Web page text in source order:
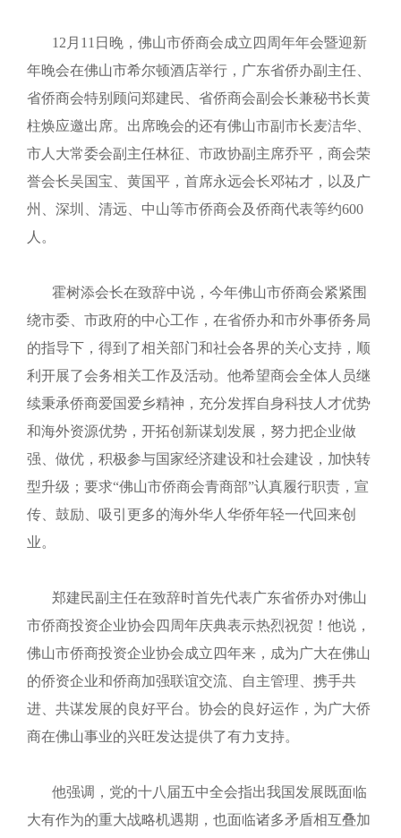
12月11日晚，佛山市侨商会成立四周年年会暨迎新
年晚会在佛山市希尔顿酒店举行，广东省侨办副主任、
省侨商会特别顾问郑建民、省侨商会副会长兼秘书长黄
柱焕应邀出席。出席晚会的还有佛山市副市长麦洁华、
市人大常委会副主任林征、市政协副主席乔平，商会荣
誉会长吴国宝、黄国平，首席永远会长邓祐才，以及广
州、深圳、清远、中山等市侨商会及侨商代表等约600
人。
霍树添会长在致辞中说，今年佛山市侨商会紧紧围
绕市委、市政府的中心工作，在省侨办和市外事侨务局
的指导下，得到了相关部门和社会各界的关心支持，顺
利开展了会务相关工作及活动。他希望商会全体人员继
续秉承侨商爱国爱乡精神，充分发挥自身科技人才优势
和海外资源优势，开拓创新谋划发展，努力把企业做
强、做优，积极参与国家经济建设和社会建设，加快转
型升级；要求“佛山市侨商会青商部”认真履行职责，宣
传、鼓励、吸引更多的海外华人华侨年轻一代回来创
业。
郑建民副主任在致辞时首先代表广东省侨办对佛山
市侨商投资企业协会四周年庆典表示热烈祝贺！他说，
佛山市侨商投资企业协会成立四年来，成为广大在佛山
的侨资企业和侨商加强联谊交流、自主管理、携手共
进、共谋发展的良好平台。协会的良好运作，为广大侨
商在佛山事业的兴旺发达提供了有力支持。
他强调，党的十八届五中全会指出我国发展既面临
大有作为的重大战略机遇期，也面临诸多矛盾相互叠加